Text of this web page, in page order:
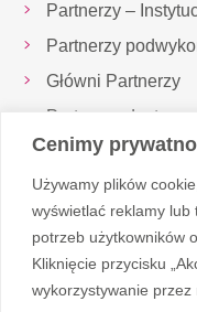
Cenimy
Używamy plików
wyświetlać reklamy lub
potrzeb użytkowników
Kliknięcie przycisku
wykorzystywanie przez
Partnerzy –
Partnerzy
Główni Partnerzy
Partnerzy dostawcy
Inspektor Ochrony
Realizowane